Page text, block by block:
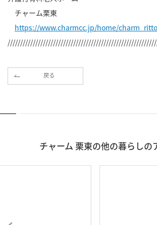
チャーム栗東
https://www.charmcc.jp/home/
戻る
チャーム 栗東の他の暮らしの